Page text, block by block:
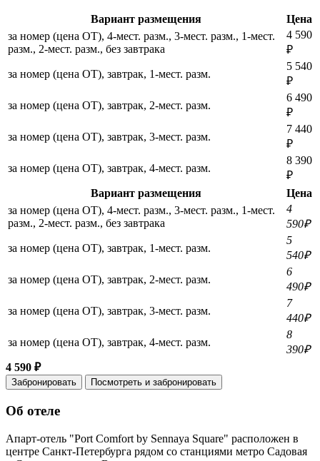
Вариант размещения
Цена
за номер (цена ОТ), 4-мест. разм., 3-мест. разм., 1-мест.
разм., 2-мест. разм., без завтрака
4 590
₽
за номер (цена ОТ), завтрак, 1-мест. разм.
5 540
₽
за номер (цена ОТ), завтрак, 2-мест. разм.
6 490
₽
за номер (цена ОТ), завтрак, 3-мест. разм.
7 440
₽
за номер (цена ОТ), завтрак, 4-мест. разм.
8 390
₽
Вариант размещения
Цена
за номер (цена ОТ), 4-мест. разм., 3-мест. разм., 1-мест.
разм., 2-мест. разм., без завтрака
4
590₽
за номер (цена ОТ), завтрак, 1-мест. разм.
5
540₽
за номер (цена ОТ), завтрак, 2-мест. разм.
6
490₽
за номер (цена ОТ), завтрак, 3-мест. разм.
7
440₽
за номер (цена ОТ), завтрак, 4-мест. разм.
8
390₽
4 590 ₽
Забронировать Посмотреть и забронировать
Об отеле
Апарт-отель "Port Comfort by Sennaya Square" расположен в
центре Санкт-Петербурга рядом со станциями метро Садовая